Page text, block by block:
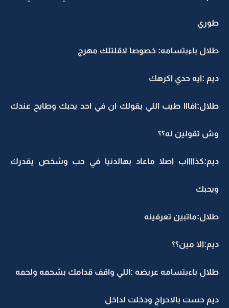
طوري
طلال باءبتسامه: خصوصا لاقلتلك مهرج
ديم :ايه حدي اكرهك
طلال:افااا طيب اللي يقولك ان في احد يحبك وطايح عندك
وش تقولين له؟؟
ديم:كذااااب اصلا ماعاد بهالدنيا في حب وشخص يقدرك
ويحبك
طلال:ماتبين تعرفينه
ديم:الا مين؟؟
طلال باءبتسامه عريضه :اللي واقف قدامك بشحمه ولحمه
ديم حست بالاحراج ودخلت لداخل